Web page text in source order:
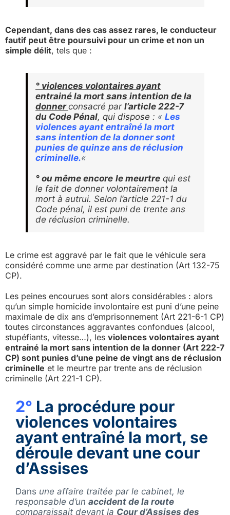
Cependant, dans des cas assez rares, le conducteur
fautif peut être poursuivi pour un crime et non un
simple délit, tels que :
° violences volontaires ayant
entrainé la mort sans intention de la
donnerconsacré par l’article 222-7
du Code Pénal, qui dispose : « Les
violences ayant entraîné la mort
sans intention de la donner sont
punies de quinze ans de réclusion
criminelle.«
° ou même encore le meurtre qui est
le fait de donner volontairement la
mort à autrui. Selon l’article 221-1 du
Code pénal, il est puni de trente ans
de réclusion criminelle.
Le crime est aggravé par le fait que le véhicule sera
considéré comme une arme par destination (Art 132-75
CP).
Les peines encourues sont alors considérables : alors
qu’un simple homicide involontaire est puni d’une peine
maximale de dix ans d’emprisonnement (Art 221-6-1 CP)
toutes circonstances aggravantes confondues (alcool,
stupéfiants, vitesse…), les violences volontaires ayant
entrainé la mort sans intention de la donner (Art 222-7
CP) sont punies d’une peine de vingt ans de réclusion
criminelle et le meurtre par trente ans de réclusion
criminelle (Art 221-1 CP).
2° La procédure pour
violences volontaires
ayant entraîné la mort, se
déroule devant une cour
d’Assises
Dans une affaire traitée par le cabinet, le
responsable d’un accident de la route
comparaissait devant la Cour d’Assises des